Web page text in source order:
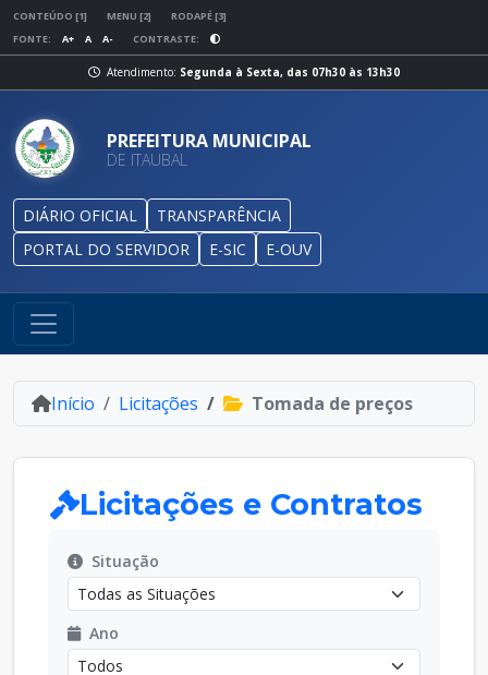
CONTEÚDO [1] MENU [2]
RODAPÉ [3]
FONTE:
A+ A A- CONTRASTE:
Atendimento: Segunda à Sexta, das 07h30 às 13h30
PREFEITURA MUNICIPAL
DE ITAUBAL
DIÁRIO OFICIAL
TRANSPARÊNCIA
PORTAL DO SERVIDOR
E-SIC E-OUV
Início Licitações Tomada de preços
Licitações e Contratos
Situação
Ano